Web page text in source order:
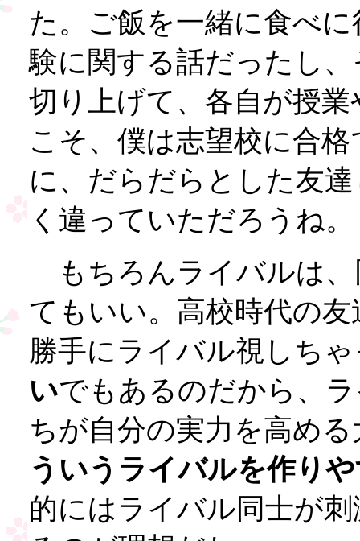
た。ご飯を一緒に食べ
験に関する話だったし
切り上げて、各自が授
こそ、僕は志望校に合
に、だらだらとした友
く違っていただろうね。
もちろんライバルは、
てもいい。高校時代の
勝手にライバル視しち
いでもあるのだから、
ちが自分の実力を高め
ういうライバルを作り
的にはライバル同士が